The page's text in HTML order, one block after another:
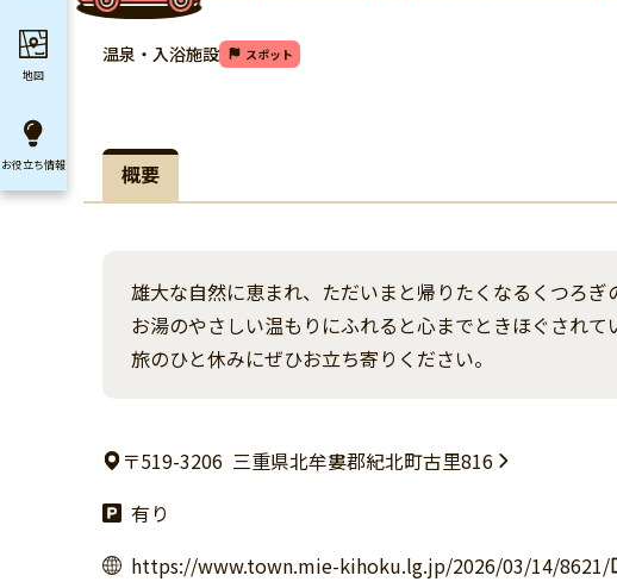
温泉・入浴施設 スポット
概要
雄大な自然に恵まれ、ただいまと帰りたくなるくつろぎ
お湯のやさしい温もりにふれると心までときほぐされ
旅のひと休みにぜひお立ち寄りください。
〒519-3206 三重県北牟婁郡紀北町古里816
有り
https://www.town.mie-kihoku.lg.jp/2026/03/14/8621/
地図
お役立ち情報